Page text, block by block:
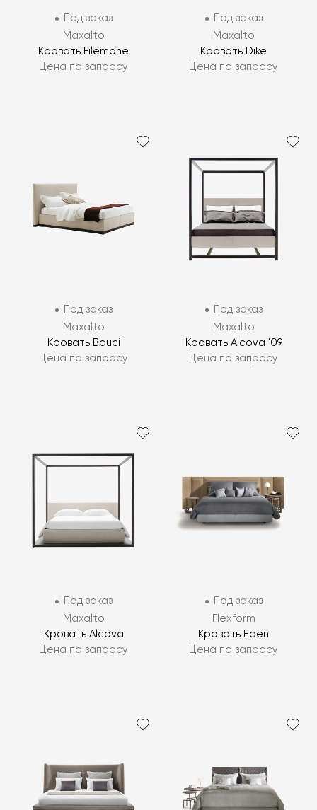
Под заказ
Maxalto
Кровать Filemone
Цена по запросу
Под заказ
Maxalto
Кровать Dike
Цена по запросу
Под заказ
Maxalto
Кровать Bauci
Цена по запросу
Под заказ
Maxalto
Кровать Alcova '09
Цена по запросу
Под заказ
Maxalto
Кровать Alcova
Цена по запросу
Под заказ
Flexform
Кровать Eden
Цена по запросу